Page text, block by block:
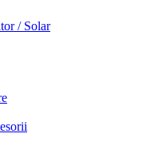
/ Solar